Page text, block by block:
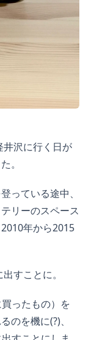
沢に行く日が
。
っている途中、
リーのスペース
年から2015
すことに。
ったもの）を
のを機に(?)、